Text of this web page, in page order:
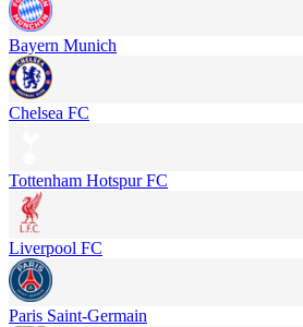
Bayern Munich
Chelsea FC
Tottenham Hotspur FC
Liverpool FC
Paris Saint-Germain